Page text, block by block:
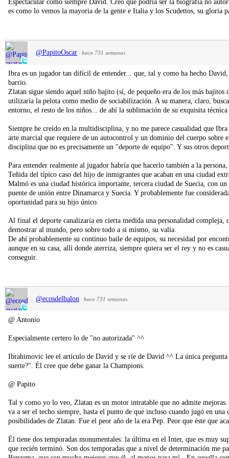
Espectacular como siempre David. Creo que podría ser la biografía no
es como lo vemos la mayoria de la gente e Italia y los Scudettos, su gloria
@PapitoOscar · hace 731 semanas
Ibra es un jugador tan difícil de entender... que, tal y como ha hecho David,
barrio.
Zlatan sigue siendo aquel niño bajito (sí, de pequeño era de los más bajitos
utilizaría la pelota como medio de sociabilización. A su manera, claro,
entorno, el resto de los niños... de ahí la sublimación de su exquisita
Siempre he creído en la multidisciplina, y no me parece casualidad que
arte marcial que requiere de un autocontrol y un dominio del cuerpo sobre
disciplina que no es precisamente un "deporte de equipo". Y sus otros
Para entender realmente al jugador habría que hacerlo también a la
Teñida del típico caso del hijo de inmigrantes que acaban en una ciudad
Malmö es una ciudad histórica importante, tercera ciudad de Suecia, con
puente de unión entre Dinamarca y Suecia. Y probablemente fue
oportunidad para su hijo único.
Al final el deporte canalizaría en cierta medida una personalidad compleja,
demostrar al mundo, pero sobre todo a si mismo, su valía.
De ahí probablemente su continuo baile de equipos, su necesidad por
aunque en su casa, allí donde aterriza, siempre quiera ser el rey y no es
conseguir.
@ecosdelbalon · hace 731 semanas
@ Antonio
Especialmente certero lo de "no autorizada" ^^
Ibrahimovic lee el artículo de David y se ríe de David ^^ La única pregunta
suerte?". Él cree que debe ganar la Champions.
@ Papito
Tal y como yo lo veo, Zlatan es un motor intratable que no admite
va a ser el techo siempre, hasta el punto de que incluso cuando jugó en
posibilidades de Zlatan. Fue el peor año de la era Pep. Peor que éste que
Él tiene dos temporadas monumentales: la última en el Inter, que es muy
que recién terminó. Son dos temporadas que a nivel de determinación me